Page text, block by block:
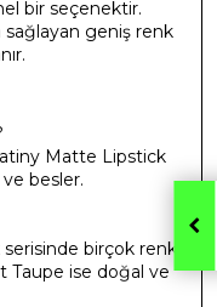
bir seçenektir.
sağlayan geniş renk
Matte Lipstick
besler.
birçok renk
Taupe ise doğal ve